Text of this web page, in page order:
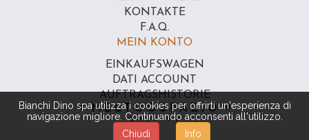
Bianchi Dino spa utilizza i cookies per offrirti un'esperienza di
navigazione migliore. Continuando acconsenti all'utilizzo.
Chiudi
Info
KONTAKTE
F.A.Q.
MEIN KONTO
EINKAUFSWAGEN
DATI ACCOUNT
AUFTRAGSHISTORIE